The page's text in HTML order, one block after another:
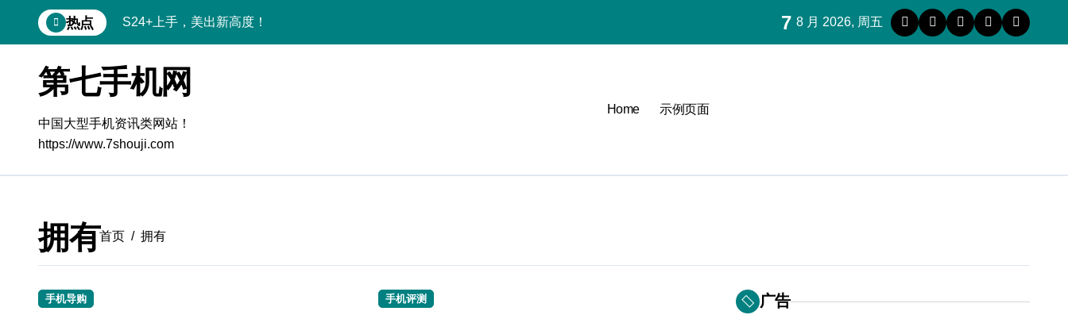
到
热点 S24+上手，美出新高度！
A56 5G登场，刷新三星时尚新高度！
三星S26上手玩转个性美化｜手机体验官必看
S25美化秘籍：个性定制，炫酷随行
Galaxy C55 5G潮玩定制，焕新体验无限可能
Galaxy Z Flip6：折叠时尚，秒变潮流焦点
7 8 月 2026, 周五
第七手机网
中国大型手机资讯类网站！
https://www.7shouji.com
Home 示例页面
拥有首页 拥有
手机导购 手机评测 广告